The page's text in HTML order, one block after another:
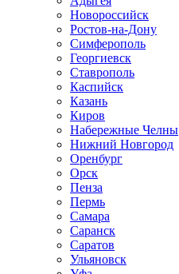
Новороссийск
Ростов-на-Дону
Симферополь
Георгиевск
Ставрополь
Каспийск
Казань
Киров
Набережные Челны
Нижний Новгород
Оренбург
Орск
Пенза
Пермь
Самара
Саранск
Саратов
Ульяновск